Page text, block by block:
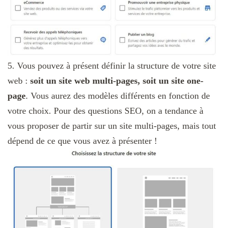
5. Vous pouvez à présent définir la structure de votre site
web : soit un site web multi-pages, soit un site one-
page. Vous aurez des modèles différents en fonction de
votre choix. Pour des questions SEO, on a tendance à
vous proposer de partir sur un site multi-pages, mais tout
dépend de ce que vous avez à présenter !